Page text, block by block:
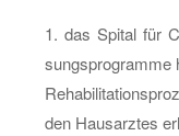
1. das Spi­tal für
sungs­pro­gram­me
den Haus­arz­tes